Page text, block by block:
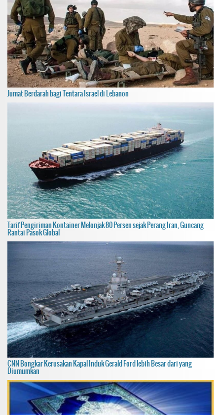
Jumat Berdarah bagi Tentara Israel di Lebanon
Tarif Pengiriman Kontainer Melonjak 80 Persen sejak Perang Iran, Guncang
Rantai Pasok Global
CNN Bongkar Kerusakan Kapal Induk Gerald Ford lebih Besar dari yang
Diumumkan